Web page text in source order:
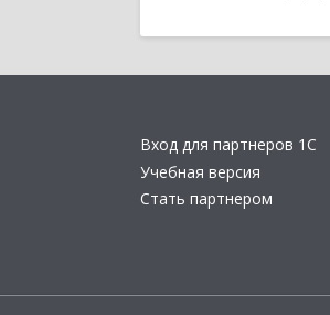
Вход для партнеров 1С
Учебная версия
Стать партнером